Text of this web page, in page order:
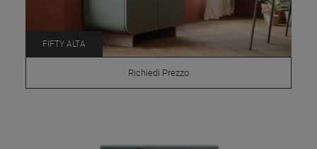
FIFTY ALTA
Richiedi Prezzo